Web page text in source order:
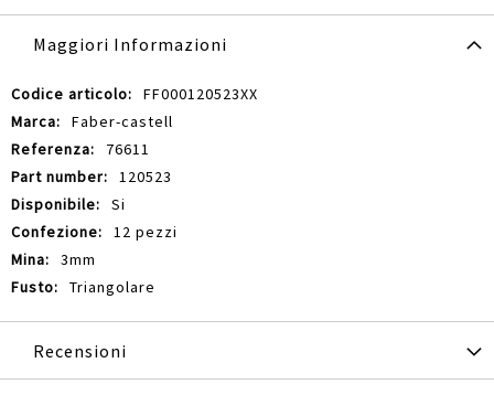
Maggiori Informazioni
Maggiori
Informazioni
FF000120523XX
Faber-castell
76611
120523
Si
12 pezzi
3mm
Triangolare
Recensioni